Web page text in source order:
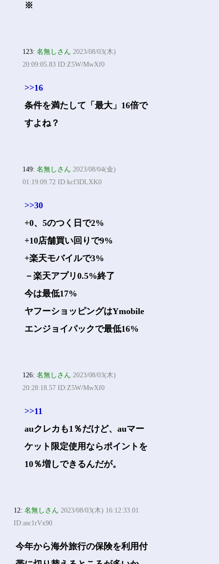
※
123:名無しさん 2023/08/03(木)
20:09:05.83 ID:Z5W/MwXf0
>>16
条件を満たして「最大」16倍で
すよね？
149:名無しさん 2023/08/04(金)
01:19:09.72 ID:kcf3DLXK0
>>30
+0、5のつく日で2%
+10店舗買い回りで9%
+楽天モバイルで3%
－楽天アプリ0.5%終了
今は最低17%
ヤフーショッピングはYmobile
エンジョイパックで最低16%
126:名無しさん 2023/08/03(木)
20:28:18.57 ID:Z5W/MwXf0
>>11
auクレカも1％だけど、auマー
ケット限定使用ならポイントを
10％増しできるんだが。
12:名無しさん 2023/08/03(木) 16:12:33.01
ID:asc1rVx90
今年から海外旅行の保険を利用付